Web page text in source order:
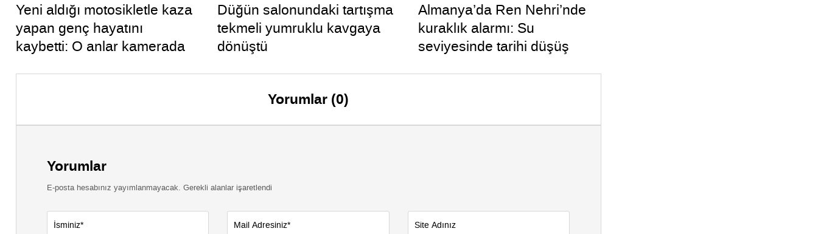
Yeni aldığı motosikletle kaza
yapan genç hayatını
kaybetti: O anlar kamerada
Düğün salonundaki tartışma
tekmeli yumruklu kavgaya
dönüştü
Almanya’da Ren Nehri’nde
kuraklık alarmı: Su
seviyesinde tarihi düşüş
Yorumlar (0)
Yorumlar
E-posta hesabınız yayımlanmayacak. Gerekli alanlar işaretlendi